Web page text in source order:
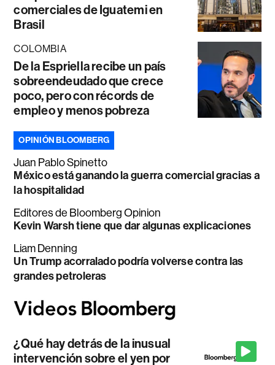
comerciales de Iguatemi en
Brasil
COLOMBIA
De la Espriella recibe un país
sobreendeudado que crece
poco, pero con récords de
empleo y menos pobreza
OPINIÓN BLOOMBERG
Juan Pablo Spinetto
México está ganando la guerra comercial gracias a
la hospitalidad
Editores de Bloomberg Opinion
Kevin Warsh tiene que dar algunas explicaciones
Liam Denning
Un Trump acorralado podría volverse contra las
grandes petroleras
¿Qué hay detrás de la inusual
intervención sobre el yen por